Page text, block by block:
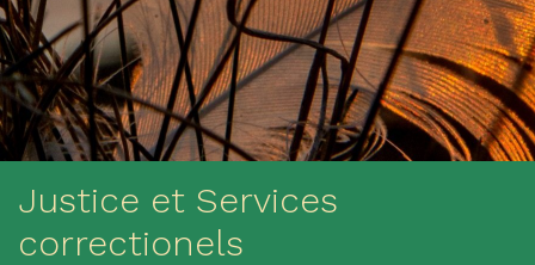
Justice et Services
correctionels